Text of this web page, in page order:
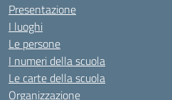
Presentazione
I luoghi
Le persone
I numeri della scuola
Le carte della scuola
Organizzazione